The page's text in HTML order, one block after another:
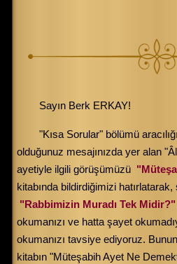
Sayın Berk ERKAY!
"Kısa Sorular" bölümü
olduğunuz mesajınızda yer alan
ayetiyle ilgili görüşümüzü
kitabında bildirdiğimizi
"Rabbimizin Muradı Tek Midir?"
okumanızı ve hatta şayet
okumanızı tavsiye ediyoruz.
kitabın "Müteşabih Ayet Ne